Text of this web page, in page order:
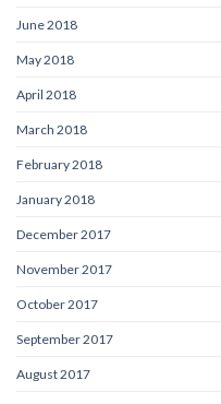
June 2018
May 2018
April 2018
March 2018
February 2018
January 2018
December 2017
November 2017
October 2017
September 2017
August 2017